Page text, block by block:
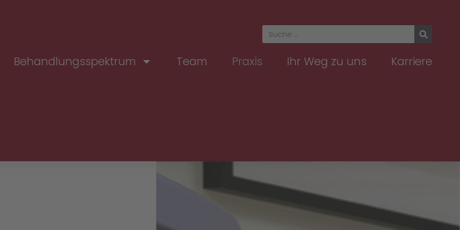
Behandlungsspektrum Team Praxis Ihr Weg zu uns Karriere